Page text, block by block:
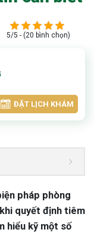
5/5 - (20 bình chọn)
ĐẶT LỊCH KHÁM
pháp phòng
quyết định tiêm
hiểu kỹ một số